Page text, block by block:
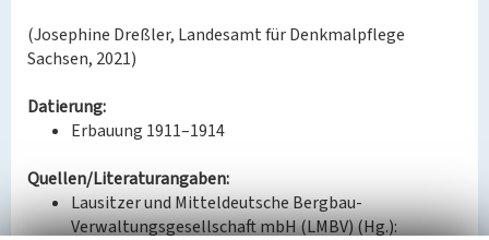
(Josephine Dreßler, Landesamt für Denkmalpflege
Sachsen, 2021)
Datierung:
Erbauung 1911–1914
Quellen/Literaturangaben:
Lausitzer und Mitteldeutsche Bergbau-
Verwaltungsgesellschaft mbH (LMBV) (Hg.):